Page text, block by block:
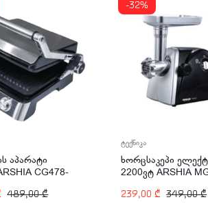
აპარატი
CG478-
489,00₾
-32%
ტექნიკა
ხორცსაკეპი
2200ვტ ARSHIA
239,00₾ 349,00₾